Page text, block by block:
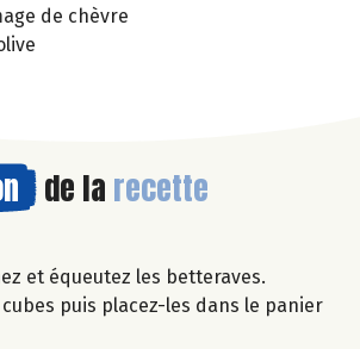
de chèvre
de la recette
et équeutez les betteraves.
cubes puis placez-les dans le panier